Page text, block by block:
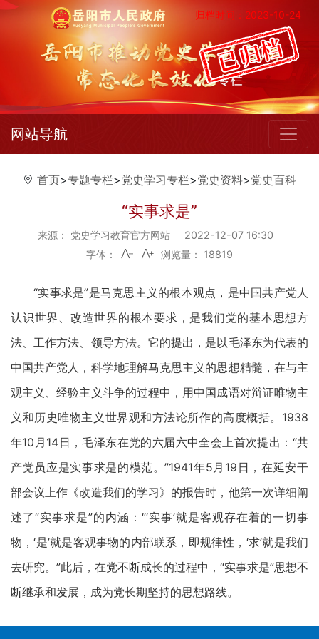
归档时间：2023-10-24
网站导航
首页>专题专栏>党史学习专栏>党史资料>党史百科
“实事求是”
来源： 党史学习教育官方网站
2022-12-07 16:30
字体：
浏览量： 18819
“实事求是”是马克思主义的根本观点，是中国共产党人
认识世界、改造世界的根本要求，是我们党的基本思想方
法、工作方法、领导方法。它的提出，是以毛泽东为代表的
中国共产党人，科学地理解马克思主义的思想精髓，在与主
观主义、经验主义斗争的过程中，用中国成语对辩证唯物主
义和历史唯物主义世界观和方法论所作的高度概括。1938
年10月14日，毛泽东在党的六届六中全会上首次提出：“共
产党员应是实事求是的模范。”1941年5月19日，在延安干
部会议上作《改造我们的学习》的报告时，他第一次详细阐
述了“实事求是”的内涵：“‘实事’就是客观存在着的一切事
物，‘是’就是客观事物的内部联系，即规律性，‘求’就是我们
去研究。”此后，在党不断成长的过程中，“实事求是”思想不
断继承和发展，成为党长期坚持的思想路线。